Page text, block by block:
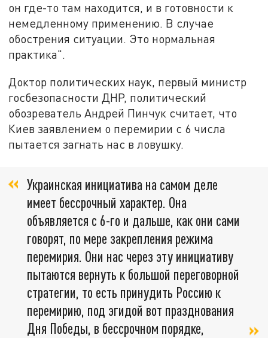
он где-то там находится, и в готовности к
немедленному применению. В случае
обострения ситуации. Это нормальная
практика".
Доктор политических наук, первый министр
госбезопасности ДНР, политический
обозреватель Андрей Пинчук считает, что
Киев заявлением о перемирии с 6 числа
пытается загнать нас в ловушку.
Украинская инициатива на самом деле
имеет бессрочный характер. Она
объявляется с 6-го и дальше, как они сами
говорят, по мере закрепления режима
перемирия. Они нас через эту инициативу
пытаются вернуть к большой переговорной
стратегии, то есть принудить Россию к
перемирию, под эгидой вот празднования
Дня Победы, в бессрочном порядке,